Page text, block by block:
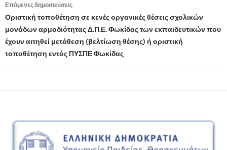
Επόμενες δημοσιεύσεις
Οριστική τοποθέτηση σε κενές οργανικές θέσεις σχολικών
μονάδων αρμοδιότητας Δ.Π.Ε. Φωκίδας των εκπαιδευτικών που
έχουν αιτηθεί μετάθεση (βελτίωση θέσης) ή οριστική
τοποθέτηση εντός ΠΥΣΠΕ Φωκίδας